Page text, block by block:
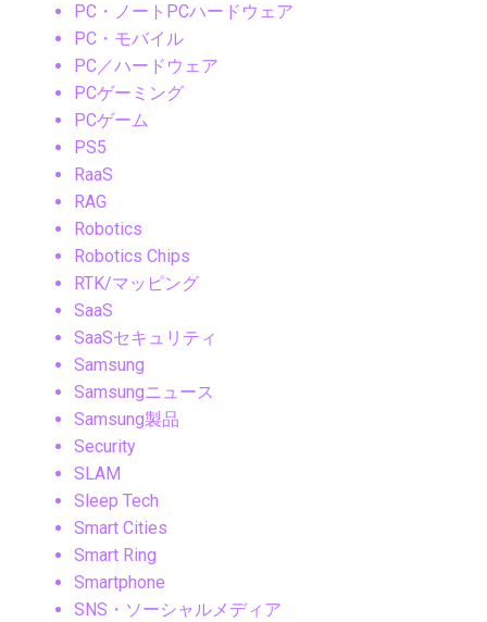
PC・ノートPCハードウェア
PC・モバイル
PC／ハードウェア
PCゲーミング
PCゲーム
PS5
RaaS
RAG
Robotics
Robotics Chips
RTK/マッピング
SaaS
SaaSセキュリティ
Samsung
Samsungニュース
Samsung製品
Security
SLAM
Sleep Tech
Smart Cities
Smart Ring
Smartphone
SNS・ソーシャルメディア